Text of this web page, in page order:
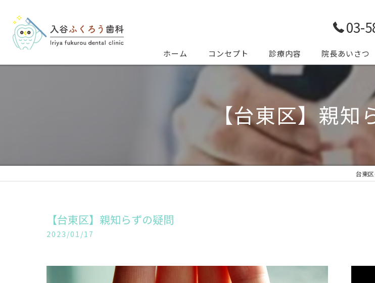
03-
ホーム コンセプト 診療内容 院長あいさつ
【台東区】親知
台東
【台東区】親知らずの疑問
2023/01/17